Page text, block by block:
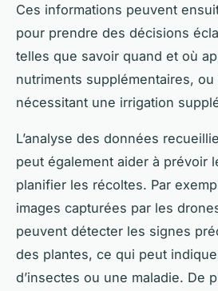
Ces informations peuvent
pour prendre des décisions
telles que savoir quand et où
nutriments supplémentaires,
nécessitant une irrigation
L’analyse des données
peut également aider à prévoir
planifier les récoltes. Par
images capturées par les
peuvent détecter les signes
des plantes, ce qui peut
d’insectes ou une maladie. De